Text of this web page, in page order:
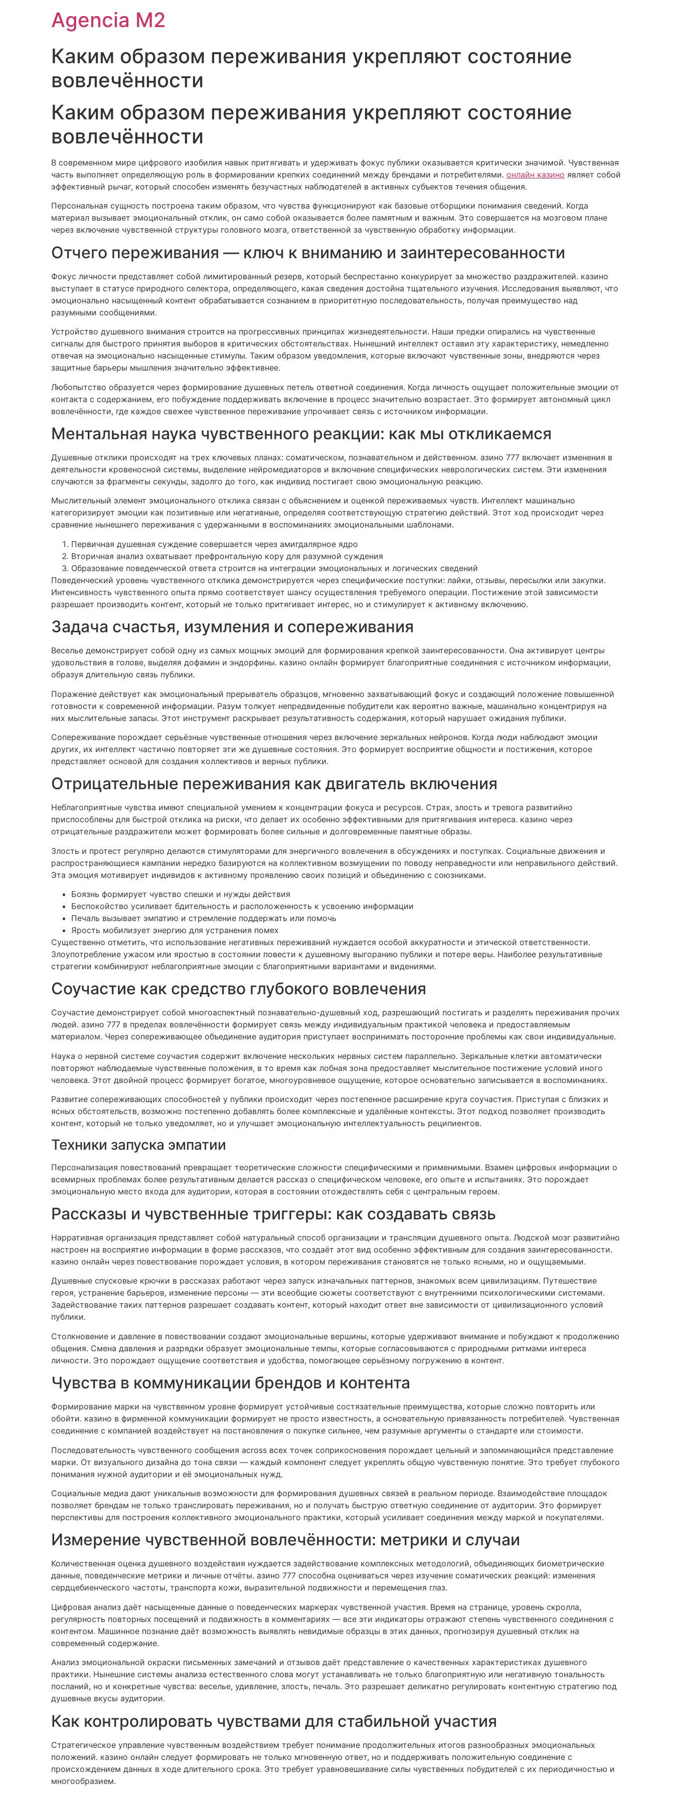
Agencia M2
Каким образом переживания укрепляют состояние
вовлечённости
Каким образом переживания укрепляют состояние
вовлечённости
В современном мире цифрового изобилия навык притягивать и удерживать фокус публики оказывается критически значимой. Чувственная
часть выполняет определяющую роль в формировании крепких соединений между брендами и потребителями. онлайн казино являет собой
эффективный рычаг, который способен изменять безучастных наблюдателей в активных субъектов течения общения.
Персональная сущность построена таким образом, что чувства функционируют как базовые отборщики понимания сведений. Когда
материал вызывает эмоциональный отклик, он само собой оказывается более памятным и важным. Это совершается на мозговом плане
через включение чувственной структуры головного мозга, ответственной за чувственную обработку информации.
Отчего переживания — ключ к вниманию и заинтересованности
Фокус личности представляет собой лимитированный резерв, который беспрестанно конкурирует за множество раздражителей. казино
выступает в статусе природного селектора, определяющего, какая сведения достойна тщательного изучения. Исследования выявляют, что
эмоционально насыщенный контент обрабатывается сознанием в приоритетную последовательность, получая преимущество над
разумными сообщениями.
Устройство душевного внимания строится на прогрессивных принципах жизнедеятельности. Наши предки опирались на чувственные
сигналы для быстрого принятия выборов в критических обстоятельствах. Нынешний интеллект оставил эту характеристику, немедленно
отвечая на эмоционально насыщенные стимулы. Таким образом уведомления, которые включают чувственные зоны, внедряются через
защитные барьеры мышления значительно эффективнее.
Любопытство образуется через формирование душевных петель ответной соединения. Когда личность ощущает положительные эмоции от
контакта с содержанием, его побуждение поддерживать включение в процесс значительно возрастает. Это формирует автономный цикл
вовлечённости, где каждое свежее чувственное переживание упрочивает связь с источником информации.
Ментальная наука чувственного реакции: как мы откликаемся
Душевные отклики происходят на трех ключевых планах: соматическом, познавательном и действенном. азино 777 включает изменения в
деятельности кровеносной системы, выделение нейромедиаторов и включение специфических неврологических систем. Эти изменения
случаются за фрагменты секунды, задолго до того, как индивид постигает свою эмоциональную реакцию.
Мыслительный элемент эмоционального отклика связан с объяснением и оценкой переживаемых чувств. Интеллект машинально
категоризирует эмоции как позитивные или негативные, определяя соответствующую стратегию действий. Этот ход происходит через
сравнение нынешнего переживания с удержанными в воспоминаниях эмоциональными шаблонами.
Первичная душевная суждение совершается через амигдалярное ядро
Вторичная анализ охватывает префронтальную кору для разумной суждения
Образование поведенческой ответа строится на интеграции эмоциональных и логических сведений
Поведенческий уровень чувственного отклика демонстрируется через специфические поступки: лайки, отзывы, пересылки или закупки.
Интенсивность чувственного опыта прямо соответствует шансу осуществления требуемого операции. Постижение этой зависимости
разрешает производить контент, который не только притягивает интерес, но и стимулирует к активному включению.
Задача счастья, изумления и сопереживания
Веселье демонстрирует собой одну из самых мощных эмоций для формирования крепкой заинтересованности. Она активирует центры
удовольствия в голове, выделяя дофамин и эндорфины. казино онлайн формирует благоприятные соединения с источником информации,
образуя длительную связь публики.
Поражение действует как эмоциональный прерыватель образцов, мгновенно захватывающий фокус и создающий положение повышенной
готовности к современной информации. Разум толкует непредвиденные побудители как вероятно важные, машинально концентрируя на
них мыслительные запасы. Этот инструмент раскрывает результативность содержания, который нарушает ожидания публики.
Сопереживание порождает серьёзные чувственные отношения через включение зеркальных нейронов. Когда люди наблюдают эмоции
других, их интеллект частично повторяет эти же душевные состояния. Это формирует восприятие общности и постижения, которое
представляет основой для создания коллективов и верных публики.
Отрицательные переживания как двигатель включения
Неблагоприятные чувства имеют специальной умением к концентрации фокуса и ресурсов. Страх, злость и тревога развитийно
приспособлены для быстрой отклика на риски, что делает их особенно эффективными для притягивания интереса. казино через
отрицательные раздражители может формировать более сильные и долговременные памятные образы.
Злость и протест регулярно делаются стимуляторами для энергичного вовлечения в обсуждениях и поступках. Социальные движения и
распространяющиеся кампании нередко базируются на коллективном возмущении по поводу неправедности или неправильного действий.
Эта эмоция мотивирует индивидов к активному проявлению своих позиций и объединению с союзниками.
Боязнь формирует чувство спешки и нужды действия
Беспокойство усиливает бдительность и расположенность к усвоению информации
Печаль вызывает эмпатию и стремление поддержать или помочь
Ярость мобилизует энергию для устранения помех
Существенно отметить, что использование негативных переживаний нуждается особой аккуратности и этической ответственности.
Злоупотребление ужасом или яростью в состоянии повести к душевному выгоранию публики и потере веры. Наиболее результативные
стратегии комбинируют неблагоприятные эмоции с благоприятными вариантами и видениями.
Соучастие как средство глубокого вовлечения
Соучастие демонстрирует собой многоаспектный познавательно-душевный ход, разрешающий постигать и разделять переживания прочих
людей. азино 777 в пределах вовлечённости формирует связь между индивидуальным практикой человека и предоставляемым
материалом. Через сопереживающее объединение аудитория приступает воспринимать посторонние проблемы как свои индивидуальные.
Наука о нервной системе соучастия содержит включение нескольких нервных систем параллельно. Зеркальные клетки автоматически
повторяют наблюдаемые чувственные положения, в то время как лобная зона предоставляет мыслительное постижение условий иного
человека. Этот двойной процесс формирует богатое, многоуровневое ощущение, которое основательно записывается в воспоминаниях.
Развитие сопереживающих способностей у публики происходит через постепенное расширение круга соучастия. Приступая с близких и
ясных обстоятельств, возможно постепенно добавлять более комплексные и удалённые контексты. Этот подход позволяет производить
контент, который не только уведомляет, но и улучшает эмоциональную интеллектуальность реципиентов.
Техники запуска эмпатии
Персонализация повествований превращает теоретические сложности специфическими и применимыми. Взамен цифровых информации о
всемирных проблемах более результативным делается рассказ о специфическом человеке, его опыте и испытаниях. Это порождает
эмоциональную место входа для аудитории, которая в состоянии отождествлять себя с центральным героем.
Рассказы и чувственные триггеры: как создавать связь
Нарративная организация представляет собой натуральный способ организации и трансляции душевного опыта. Людской мозг развитийно
настроен на восприятие информации в форме рассказов, что создаёт этот вид особенно эффективным для создания заинтересованности.
казино онлайн через повествование порождает условия, в котором переживания становятся не только ясными, но и ощущаемыми.
Душевные спусковые крючки в рассказах работают через запуск изначальных паттернов, знакомых всем цивилизациям. Путешествие
героя, устранение барьеров, изменение персоны — эти всеобщие сюжеты соответствуют с внутренними психологическими системами.
Задействование таких паттернов разрешает создавать контент, который находит ответ вне зависимости от цивилизационного условий
публики.
Столкновение и давление в повествовании создают эмоциональные вершины, которые удерживают внимание и побуждают к продолжению
общения. Смена давления и разрядки образует эмоциональные темпы, которые согласовываются с природными ритмами интереса
личности. Это порождает ощущение соответствия и удобства, помогающее серьёзному погружению в контент.
Чувства в коммуникации брендов и контента
Формирование марки на чувственном уровне формирует устойчивые состязательные преимущества, которые сложно повторить или
обойти. казино в фирменной коммуникации формирует не просто известность, а основательную привязанность потребителей. Чувственная
соединение с компанией воздействует на постановления о покупке сильнее, чем разумные аргументы о стандарте или стоимости.
Последовательность чувственного сообщения across всех точек соприкосновения порождает цельный и запоминающийся представление
марки. От визуального дизайна до тона связи — каждый компонент следует укреплять общую чувственную понятие. Это требует глубокого
понимания нужной аудитории и её эмоциональных нужд.
Социальные медиа дают уникальные возможности для формирования душевных связей в реальном периоде. Взаимодействие площадок
позволяет брендам не только транслировать переживания, но и получать быструю ответную соединение от аудитории. Это формирует
перспективы для построения коллективного эмоционального практики, который усиливает соединения между маркой и покупателями.
Измерение чувственной вовлечённости: метрики и случаи
Количественная оценка душевного воздействия нуждается задействование комплексных методологий, объединяющих биометрические
данные, поведенческие метрики и личные отчёты. азино 777 способна оцениваться через изучение соматических реакций: изменения
сердцебиенческого частоты, транспорта кожи, выразительной подвижности и перемещения глаз.
Цифровая анализ даёт насыщенные данные о поведенческих маркерах чувственной участия. Время на странице, уровень скролла,
регулярность повторных посещений и подвижность в комментариях — все эти индикаторы отражают степень чувственного соединения с
контентом. Машинное познание даёт возможность выявлять невидимые образцы в этих данных, прогнозируя душевный отклик на
современный содержание.
Анализ эмоциональной окраски письменных замечаний и отзывов даёт представление о качественных характеристиках душевного
практики. Нынешние системы анализа естественного слова могут устанавливать не только благоприятную или негативную тональность
посланий, но и конкретные чувства: веселье, удивление, злость, печаль. Это разрешает деликатно регулировать контентную стратегию под
душевные вкусы аудитории.
Как контролировать чувствами для стабильной участия
Стратегическое управление чувственным воздействием требует понимание продолжительных итогов разнообразных эмоциональных
положений. казино онлайн следует формировать не только мгновенную ответ, но и поддерживать положительную соединение с
происхождением данных в ходе длительного срока. Это требует уравновешивание силы чувственных побудителей с их периодичностью и
многообразием.